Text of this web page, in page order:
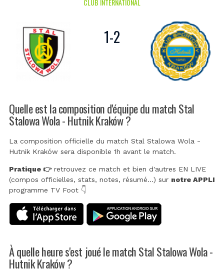
CLUB INTERNATIONAL
1-2
Quelle est la composition d'équipe du match Stal
Stalowa Wola - Hutnik Kraków ?
La composition officielle du match Stal Stalowa Wola -
Hutnik Kraków sera disponible 1h avant le match.
Pratique 👉retrouvez ce match et bien d'autres EN LIVE
(compos officielles, stats, notes, résumé...) sur notre APPLI
programme TV Foot 👇
À quelle heure s'est joué le match Stal Stalowa Wola -
Hutnik Kraków ?